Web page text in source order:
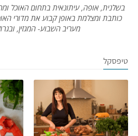
בשלנית, אופה, עיתונאית בתחום האוכל
כותבת ומצלמת באופן קבוע את מדורי
מעריב השבוע- המגזין,
טיפסקל